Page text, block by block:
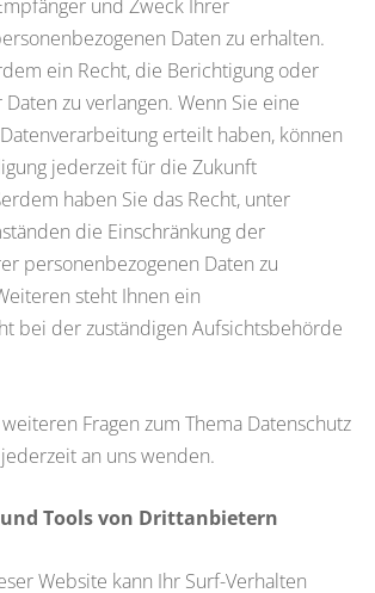
und Zweck Ihrer
Daten zu erhalten.
ein Recht, die Berichtigung oder
zu verlangen. Wenn Sie eine
erteilt haben, können
jederzeit für die Zukunft
haben Sie das Recht, unter
die Einschränkung der
personenbezogenen Daten zu
steht Ihnen ein
bei der zuständigen Aufsichtsbehörde
Fragen zum Thema Datenschutz
an uns wenden.
Tools von Drittanbietern
Website kann Ihr Surf-Verhalten